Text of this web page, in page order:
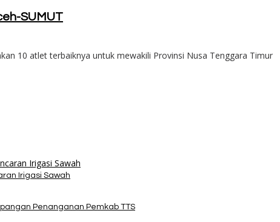
SUMUT
10 atlet terbaiknya untuk mewakili Provinsi Nusa Tenggara Timur
Irigasi Sawah
Penanganan Pemkab TTS